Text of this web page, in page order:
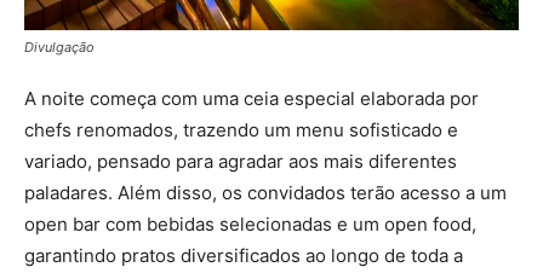
Divulgação
A noite começa com uma ceia especial elaborada por
chefs renomados, trazendo um menu sofisticado e
variado, pensado para agradar aos mais diferentes
paladares. Além disso, os convidados terão acesso a um
open bar com bebidas selecionadas e um open food,
garantindo pratos diversificados ao longo de toda a